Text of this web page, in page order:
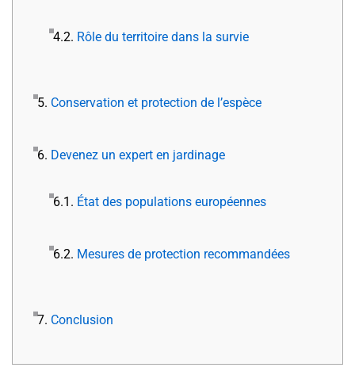
4.2. Rôle du territoire dans la survie
5. Conservation et protection de l’espèce
6. Devenez un expert en jardinage
6.1. État des populations européennes
6.2. Mesures de protection recommandées
7. Conclusion